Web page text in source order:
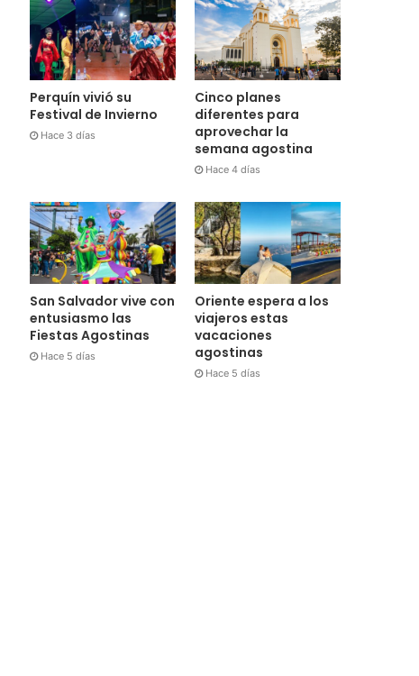
Perquín vivió su
Festival de Invierno
Hace 3 días
Cinco planes
diferentes para
aprovechar la
semana agostina
Hace 4 días
San Salvador vive con
entusiasmo las
Fiestas Agostinas
Hace 5 días
Oriente espera a los
viajeros estas
vacaciones
agostinas
Hace 5 días